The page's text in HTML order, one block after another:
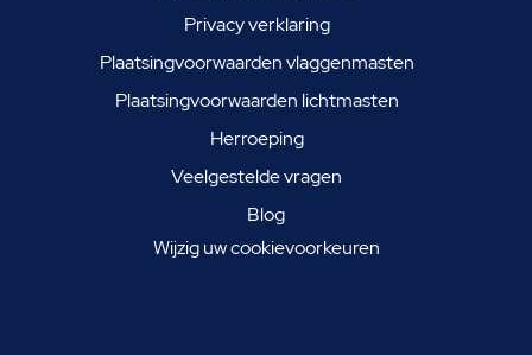
Privacy verklaring
Plaatsingvoorwaarden vlaggenmasten
Plaatsingvoorwaarden lichtmasten
Herroeping
Veelgestelde vragen
Blog
Wijzig uw cookievoorkeuren